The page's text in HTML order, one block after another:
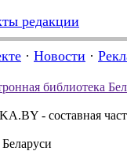
редакции
· Новости ·
библиотека
- составная